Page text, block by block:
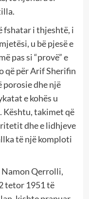
fshatar i thjeshtë, i
u bë pjesë e
pas si “provë” e
që për Arif Sherifin
porosie dhe një
e kohës u
Kështu, takimet që
dhe e lidhjeve
të një komploti
Qerrolli,
tetor 1951 të